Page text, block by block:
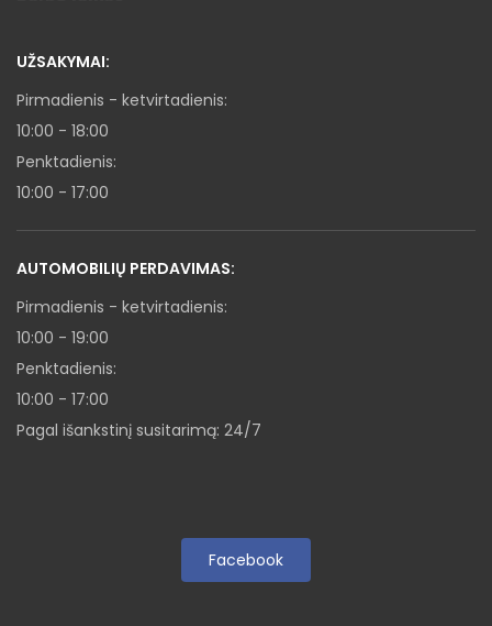
UŽSAKYMAI:
Pirmadienis - ketvirtadienis:
10:00 - 18:00
Penktadienis:
10:00 - 17:00
AUTOMOBILIŲ PERDAVIMAS:
Pirmadienis - ketvirtadienis:
10:00 - 19:00
Penktadienis:
10:00 - 17:00
Pagal išankstinį susitarimą: 24/7
Facebook